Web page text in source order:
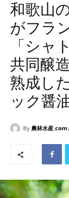
和歌山
がフラ
「シャ
共同醸
熟成し
ック醤
By 農林水産.com